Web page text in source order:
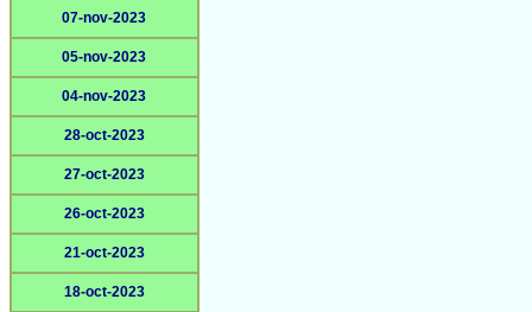
07-nov-2023
05-nov-2023
04-nov-2023
28-oct-2023
27-oct-2023
26-oct-2023
21-oct-2023
18-oct-2023